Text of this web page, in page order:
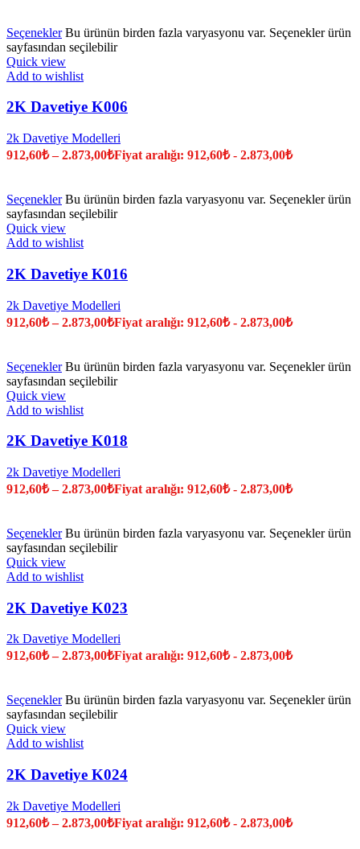
Seçenekler Bu ürünün birden fazla varyasyonu var. Seçenekler ürün
sayfasından seçilebilir
Quick view
Add to wishlist
2K Davetiye K006
2k Davetiye Modelleri
912,60₺ –2.873,00₺Fiyat aralığı: 912,60₺ - 2.873,00₺
Seçenekler Bu ürünün birden fazla varyasyonu var. Seçenekler ürün
sayfasından seçilebilir
Quick view
Add to wishlist
2K Davetiye K016
2k Davetiye Modelleri
912,60₺ –2.873,00₺Fiyat aralığı: 912,60₺ - 2.873,00₺
Seçenekler Bu ürünün birden fazla varyasyonu var. Seçenekler ürün
sayfasından seçilebilir
Quick view
Add to wishlist
2K Davetiye K018
2k Davetiye Modelleri
912,60₺ –2.873,00₺Fiyat aralığı: 912,60₺ - 2.873,00₺
Seçenekler Bu ürünün birden fazla varyasyonu var. Seçenekler ürün
sayfasından seçilebilir
Quick view
Add to wishlist
2K Davetiye K023
2k Davetiye Modelleri
912,60₺ –2.873,00₺Fiyat aralığı: 912,60₺ - 2.873,00₺
Seçenekler Bu ürünün birden fazla varyasyonu var. Seçenekler ürün
sayfasından seçilebilir
Quick view
Add to wishlist
2K Davetiye K024
2k Davetiye Modelleri
912,60₺ –2.873,00₺Fiyat aralığı: 912,60₺ - 2.873,00₺